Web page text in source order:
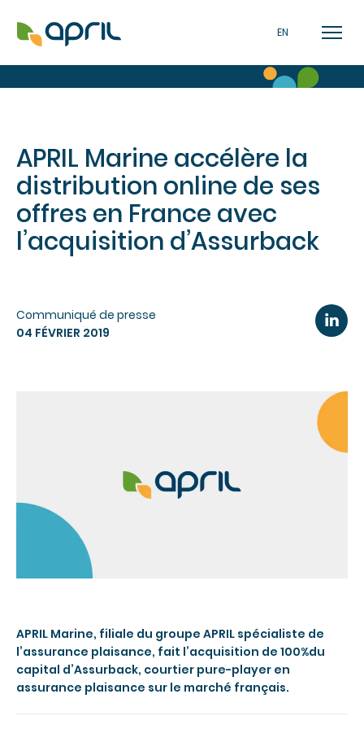
EN
APRIL Marine accélère la
distribution online de ses
offres en France avec
l’acquisition d’Assurback
Communiqué de presse
04 FÉVRIER 2019
APRIL Marine, filiale du groupe APRIL spécialiste de
l’assurance plaisance, fait l’acquisition de 100%du
capital d’Assurback, courtier pure-player en
assurance plaisance sur le marché français.